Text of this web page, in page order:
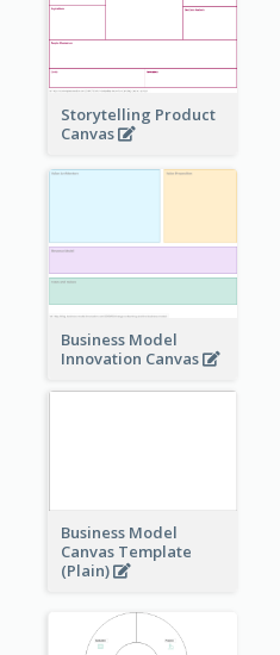
Storytelling Product
Canvas
Business Model
Innovation Canvas
Business Model
Canvas Template
(Plain)